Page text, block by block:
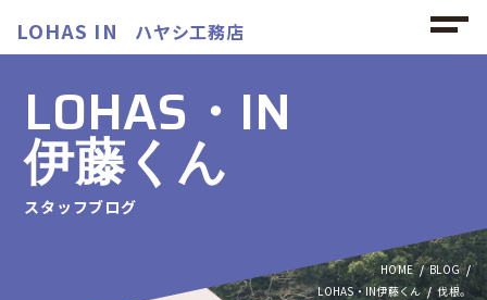
LOHAS IN ハヤシ工務店
LOHAS・IN
伊藤くん
スタッフブログ
HOME
BLOG
LOHAS・IN伊藤くん
伐根。